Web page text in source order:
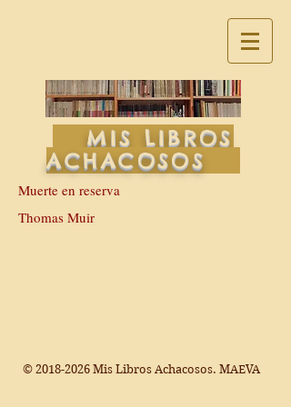
MIS LIBROS
ACHACOSOS
Muerte en reserva
Thomas Muir
© 2018-2026 Mis Libros Achacosos. MAEVA